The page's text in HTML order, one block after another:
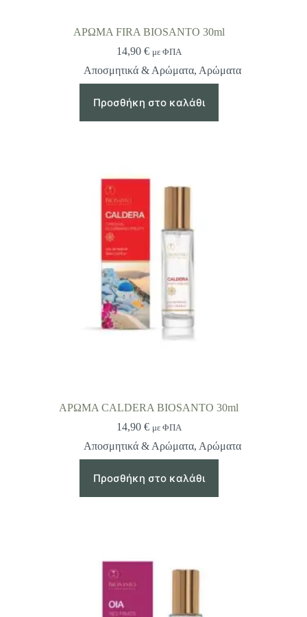
ΑΡΩΜΑ FIRA BIOSANTO 30ml
14,90 € με ΦΠΑ
Αποσμητικά & Αρώματα, Αρώματα
Προσθήκη στο καλάθι
ΑΡΩΜΑ CALDERA BIOSANTO 30ml
14,90 € με ΦΠΑ
Αποσμητικά & Αρώματα, Αρώματα
Προσθήκη στο καλάθι